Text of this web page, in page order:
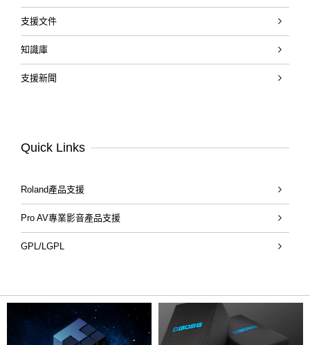
支援文件
知識庫
支援新聞
Quick Links
Roland產品支援
Pro AV專業影音產品支援
GPL/LGPL